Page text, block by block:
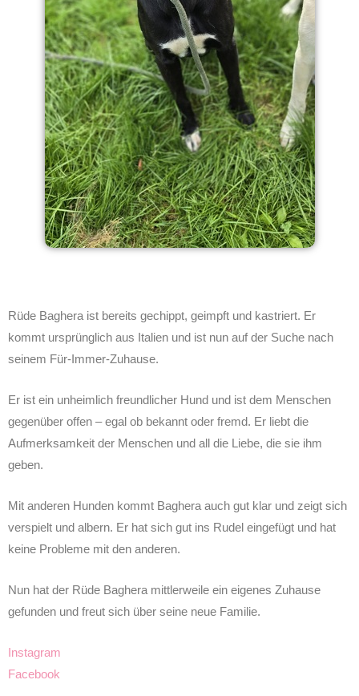
Rüde Baghera ist bereits gechippt, geimpft und kastriert. Er
kommt ursprünglich aus Italien und ist nun auf der Suche nach
seinem Für-Immer-Zuhause.
Er ist ein unheimlich freundlicher Hund und ist dem Menschen
gegenüber offen – egal ob bekannt oder fremd. Er liebt die
Aufmerksamkeit der Menschen und all die Liebe, die sie ihm
geben.
Mit anderen Hunden kommt Baghera auch gut klar und zeigt sich
verspielt und albern. Er hat sich gut ins Rudel eingefügt und hat
keine Probleme mit den anderen.
Nun hat der Rüde Baghera mittlerweile ein eigenes Zuhause
gefunden und freut sich über seine neue Familie.
Instagram
Facebook